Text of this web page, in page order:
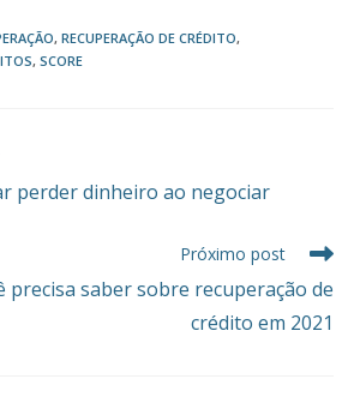
, RECUPERAÇÃO DE CRÉDITO,
, SCORE
perder dinheiro ao negociar
Próximo post
precisa saber sobre recuperação de
crédito em 2021